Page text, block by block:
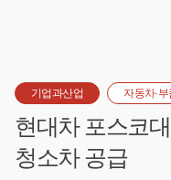
기업과산업 자동차·부
현대차 포스코
청소차 공급